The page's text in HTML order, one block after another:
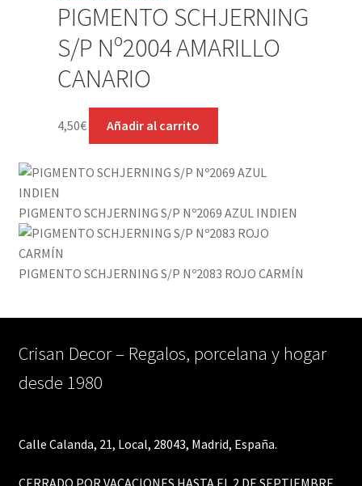
PIGMENTO SCHJERNING
S/P Nº2004 AMARILLO
CANARIO
4,50€ Añadir al carrito
PIGMENTO SCHJERNING S/P Nº2069 AZUL INDIEN
PIGMENTO SCHJERNING S/P Nº2083 ROJO CARMÍN
Crisan Decor – Regalos, porcelana y hogar
desde 1980
Calle Calanda, 21, Local, 28043, Madrid, España.
CERRADO POR VACACIONES HASTA EL 2 DE SEPTIEMBRE.